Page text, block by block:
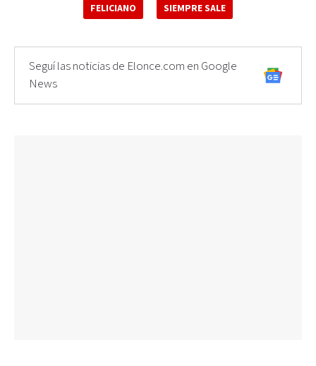
FELICIANO SIEMPRE SALE
Seguí las noticias de Elonce.com en Google
News